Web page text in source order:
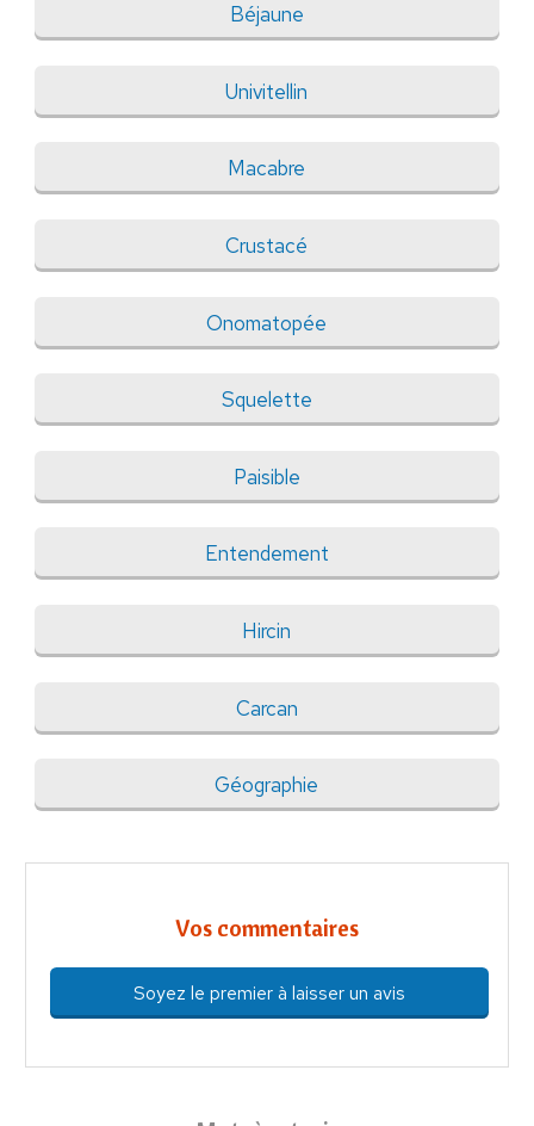
Béjaune
Univitellin
Macabre
Crustacé
Onomatopée
Squelette
Paisible
Entendement
Hircin
Carcan
Géographie
Vos commentaires
Soyez le premier à laisser un avis